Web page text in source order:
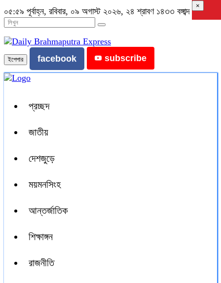
০৫:৫৯ পূর্বাহ্ন, রবিবার, ০৯ অগাস্ট ২০২৬, ২৪ শ্রাবণ ১৪৩৩ বঙ্গাব্দ
ইপেপার facebook subscribe
প্রচ্ছদ
জাতীয়
দেশজুড়ে
ময়মনসিংহ
আন্তর্জাতিক
শিক্ষাঙ্গন
রাজনীতি
×